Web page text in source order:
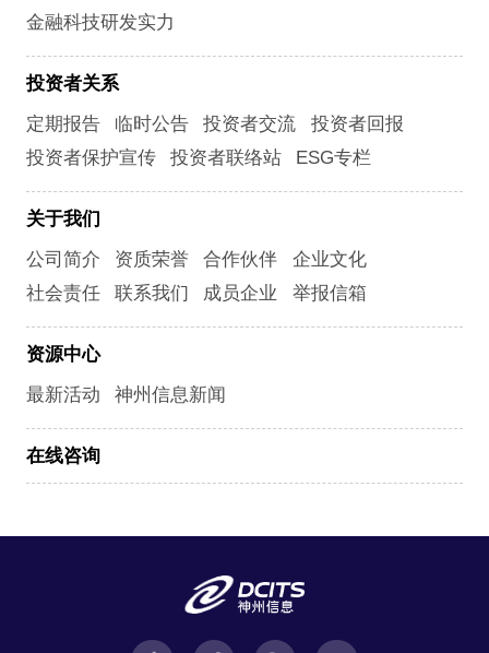
金融科技研发实力
投资者关系
定期报告
临时公告 投资者交流
投资者回报
投资者保护宣传
投资者联络站 ESG专栏
关于我们
公司简介
资质荣誉 合作伙伴
企业文化
社会责任
联系我们 成员企业 举报信箱
资源中心
最新活动
神州信息新闻
在线咨询